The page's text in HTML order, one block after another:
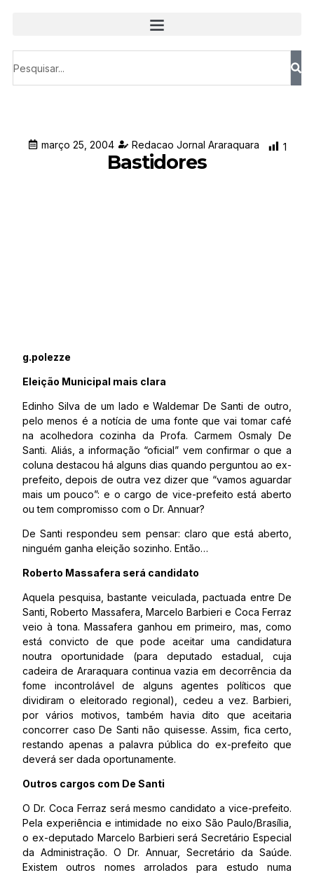
março 25, 2004 Redacao Jornal Araraquara 1
Bastidores
g.polezze
Eleição Municipal mais clara
Edinho Silva de um lado e Waldemar De Santi de outro,
pelo menos é a notícia de uma fonte que vai tomar café
na acolhedora cozinha da Profa. Carmem Osmaly De
Santi. Aliás, a informação “oficial” vem confirmar o que a
coluna destacou há alguns dias quando perguntou ao ex-
prefeito, depois de outra vez dizer que “vamos aguardar
mais um pouco”: e o cargo de vice-prefeito está aberto
ou tem compromisso com o Dr. Annuar?
De Santi respondeu sem pensar: claro que está aberto,
ninguém ganha eleição sozinho. Então…
Roberto Massafera será candidato
Aquela pesquisa, bastante veiculada, pactuada entre De
Santi, Roberto Massafera, Marcelo Barbieri e Coca Ferraz
veio à tona. Massafera ganhou em primeiro, mas, como
está convicto de que pode aceitar uma candidatura
noutra oportunidade (para deputado estadual, cuja
cadeira de Araraquara continua vazia em decorrência da
fome incontrolável de alguns agentes políticos que
dividiram o eleitorado regional), cedeu a vez. Barbieri,
por vários motivos, também havia dito que aceitaria
concorrer caso De Santi não quisesse. Assim, fica certo,
restando apenas a palavra pública do ex-prefeito que
deverá ser dada oportunamente.
Outros cargos com De Santi
O Dr. Coca Ferraz será mesmo candidato a vice-prefeito.
Pela experiência e intimidade no eixo São Paulo/Brasília,
o ex-deputado Marcelo Barbieri será Secretário Especial
da Administração. O Dr. Annuar, Secretário da Saúde.
Existem outros nomes arrolados para estudo numa